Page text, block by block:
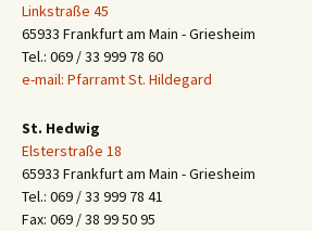
Linkstraße 45
65933 Frankfurt am Main - Griesheim
Tel.: 069 / 33 999 78 60
e-mail: Pfarramt St. Hildegard
St. Hedwig
Elsterstraße 18
65933 Frankfurt am Main - Griesheim
Tel.: 069 / 33 999 78 41
Fax: 069 / 38 99 50 95